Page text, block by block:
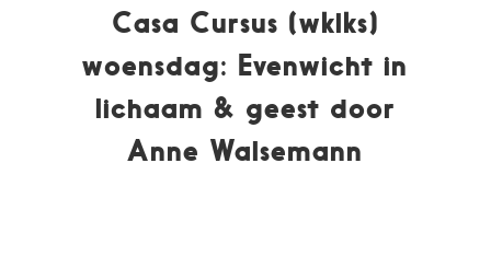
Casa Cursus (wklks)
woensdag: Evenwicht in
lichaam & geest door
Anne Walsemann